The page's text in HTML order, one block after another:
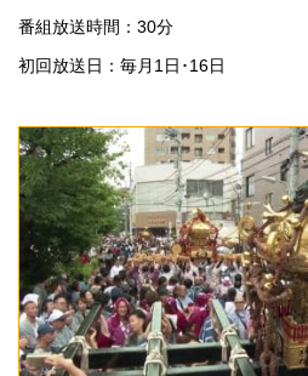
番組放送時間：30分
初回放送日：毎月1日･16日